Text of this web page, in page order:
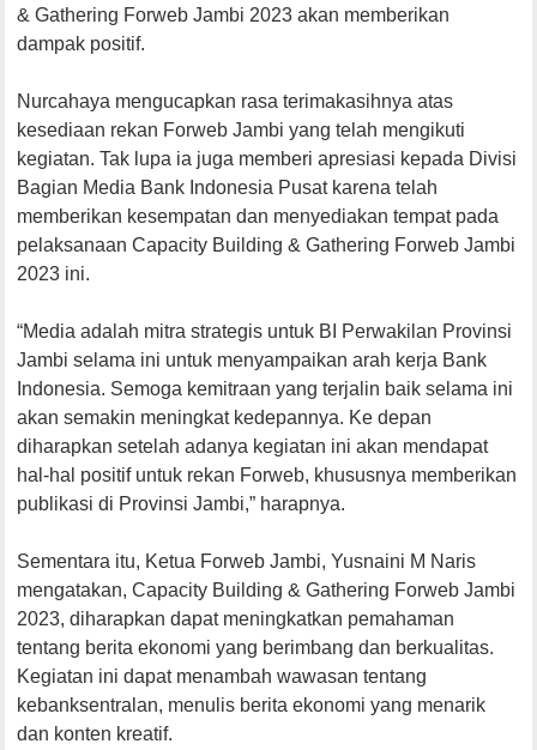
& Gathering Forweb Jambi 2023 akan memberikan
dampak positif.
Nurcahaya mengucapkan rasa terimakasihnya atas
kesediaan rekan Forweb Jambi yang telah mengikuti
kegiatan. Tak lupa ia juga memberi apresiasi kepada Divisi
Bagian Media Bank Indonesia Pusat karena telah
memberikan kesempatan dan menyediakan tempat pada
pelaksanaan Capacity Building & Gathering Forweb Jambi
2023 ini.
“Media adalah mitra strategis untuk BI Perwakilan Provinsi
Jambi selama ini untuk menyampaikan arah kerja Bank
Indonesia. Semoga kemitraan yang terjalin baik selama ini
akan semakin meningkat kedepannya. Ke depan
diharapkan setelah adanya kegiatan ini akan mendapat
hal-hal positif untuk rekan Forweb, khususnya memberikan
publikasi di Provinsi Jambi,” harapnya.
Sementara itu, Ketua Forweb Jambi, Yusnaini M Naris
mengatakan, Capacity Building & Gathering Forweb Jambi
2023, diharapkan dapat meningkatkan pemahaman
tentang berita ekonomi yang berimbang dan berkualitas.
Kegiatan ini dapat menambah wawasan tentang
kebanksentralan, menulis berita ekonomi yang menarik
dan konten kreatif.